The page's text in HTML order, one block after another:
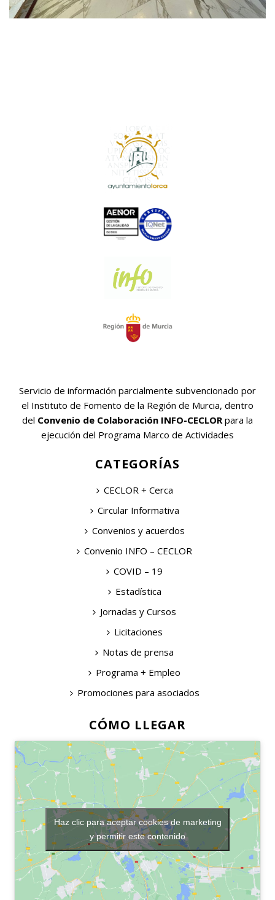
Servicio de información parcialmente subvencionado por
el Instituto de Fomento de la Región de Murcia, dentro
del Convenio de Colaboración INFO-CECLOR para la
ejecución del Programa Marco de Actividades
CATEGORÍAS
CECLOR + Cerca
Circular Informativa
Convenios y acuerdos
Convenio INFO – CECLOR
COVID – 19
Estadística
Jornadas y Cursos
Licitaciones
Notas de prensa
Programa + Empleo
Promociones para asociados
CÓMO LLEGAR
Haz clic para aceptar cookies de marketing
y permitir este contenido